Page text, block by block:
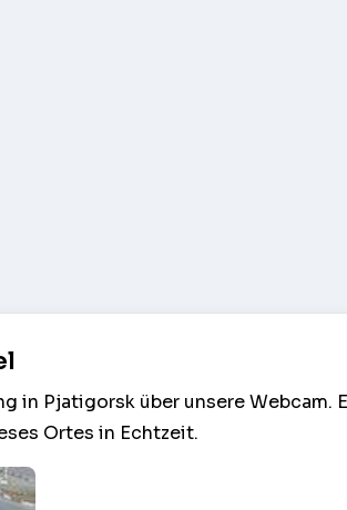
in Pjatigorsk über unsere Webcam.
Ortes in Echtzeit.